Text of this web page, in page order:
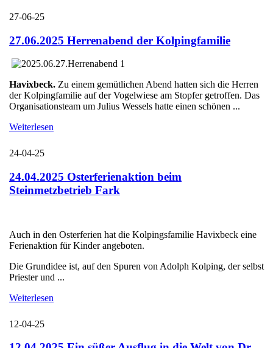
27-06-25
27.06.2025 Herrenabend der Kolpingfamilie
Havixbeck. Zu einem gemütlichen Abend hatten sich die Herren
der Kolpingfamilie auf der Vogelwiese am Stopfer getroffen. Das
Organisationsteam um Julius Wessels hatte einen schönen ...
Weiterlesen
24-04-25
24.04.2025 Osterferienaktion beim
Steinmetzbetrieb Fark
Auch in den Osterferien hat die Kolpingsfamilie Havixbeck eine
Ferienaktion für Kinder angeboten.
Die Grundidee ist, auf den Spuren von Adolph Kolping, der selbst
Priester und ...
Weiterlesen
12-04-25